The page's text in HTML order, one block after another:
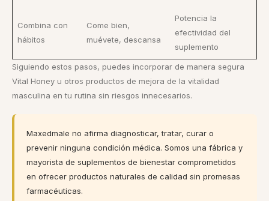
Combina con
hábitos
Come bien,
muévete, descansa
Potencia la
efectividad del
suplemento
Siguiendo estos pasos, puedes incorporar de manera segura
Vital Honey u otros productos de mejora de la vitalidad
masculina en tu rutina sin riesgos innecesarios.
Maxedmale no afirma diagnosticar, tratar, curar o
prevenir ninguna condición médica. Somos una fábrica y
mayorista de suplementos de bienestar comprometidos
en ofrecer productos naturales de calidad sin promesas
farmacéuticas.